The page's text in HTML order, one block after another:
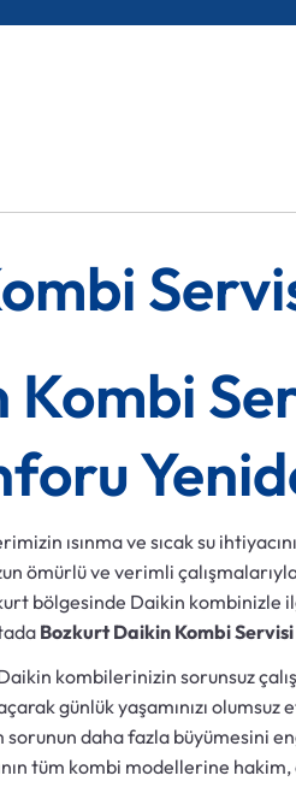
ısınma ve sıcak su
ömürlü ve verimli
bölgesinde Daikin kombinizle
Bozkurt Daikin Kombi Servisi
kombilerinizin sorunsuz
günlük yaşamınızı
daha fazla büyümesini
tüm kombi modellerine